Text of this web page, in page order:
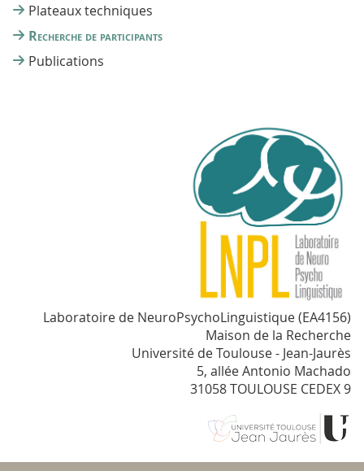
Plateaux techniques
Recherche de participants
Publications
Laboratoire de NeuroPsychoLinguistique (EA4156)
Maison de la Recherche
Université de Toulouse - Jean-Jaurès
5, allée Antonio Machado
31058 TOULOUSE CEDEX 9